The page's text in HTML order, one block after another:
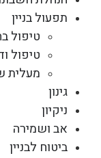
תפעול בניין
טיפול
טיפול
מעלית
גינון
ניקיון
אב ושמירה
ביטוח לבניין